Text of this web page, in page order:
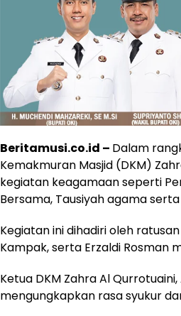
Beritamusi.co.id – Dalam
Kemakmuran Masjid (DKM)
kegiatan keagamaan seperti
Bersama, Tausiyah agama
Kegiatan ini dihadiri oleh
Kampak, serta Erzaldi Rosman
Ketua DKM Zahra Al
mengungkapkan rasa syukur